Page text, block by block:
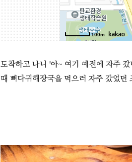
도착하고 나니 '아~ 여기 예전에 자주
때 뼈다귀해장국을 먹으러 자주 갔었던